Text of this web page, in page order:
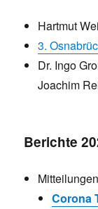
Hartmut
3.
Dr. Ingo
Joachim
Berichte
Corona